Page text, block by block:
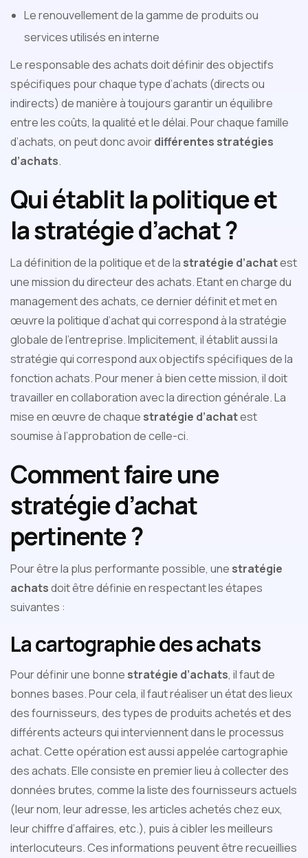
Le renouvellement de la gamme de produits ou
services utilisés en interne
Le responsable des achats doit définir des objectifs
spécifiques pour chaque type d’achats (directs ou
indirects) de manière à toujours garantir un équilibre
entre les coûts, la qualité et le délai. Pour chaque famille
d’achats, on peut donc avoirdifférentes stratégies
d’achats.
Qui établit la politique et
la stratégie d’achat ?
La définition de la politique et de la stratégie d’achatest
une mission du directeur des achats. Etant en charge du
management des achats, ce dernier définit et met en
œuvre la politique d’achat qui correspond à la stratégie
globale de l’entreprise. Implicitement, il établit aussi la
stratégie qui correspond aux objectifs spécifiques de la
fonction achats. Pour mener à bien cette mission, il doit
travailler en collaboration avec la direction générale. La
mise en œuvre de chaque stratégie d’achatest
soumise à l’approbation de celle-ci.
Comment faire une
stratégie d’achat
pertinente ?
Pour être la plus performante possible, une stratégie
achatsdoit être définie en respectant les étapes
suivantes :
La cartographie des achats
Pour définir une bonne stratégie d’achats, il faut de
bonnes bases. Pour cela, il faut réaliser un état des lieux
des fournisseurs, des types de produits achetés et des
différents acteurs qui interviennent dans le processus
achat. Cette opération est aussi appelée cartographie
des achats. Elle consiste en premier lieu à collecter des
données brutes, comme la liste des fournisseurs actuels
(leur nom, leur adresse, les articles achetés chez eux,
leur chiffre d’affaires, etc.), puis à cibler les meilleurs
interlocuteurs. Ces informations peuvent être recueillies